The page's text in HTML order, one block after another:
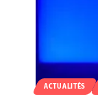
ACTUALITÉS